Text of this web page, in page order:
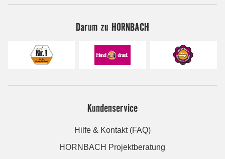
Darum zu HORNBACH
Kundenservice
Hilfe & Kontakt (FAQ)
HORNBACH Projektberatung